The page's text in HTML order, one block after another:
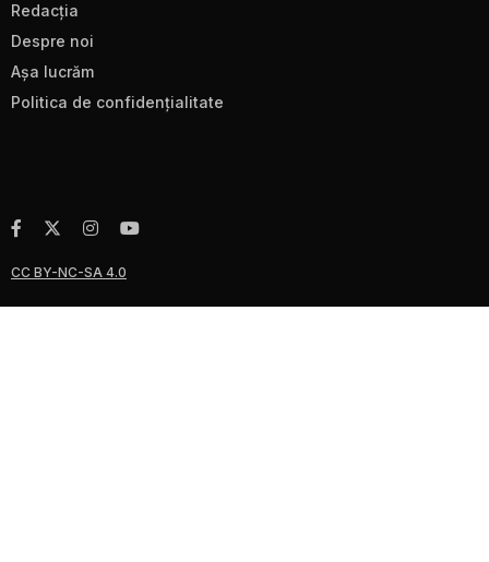
Redacţia
Despre noi
Aşa lucrăm
Politica de confidenţialitate
CC BY-NC-SA 4.0